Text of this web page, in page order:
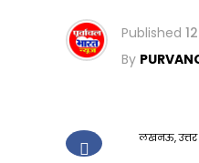
Published
By
लखनऊ, उत्तर